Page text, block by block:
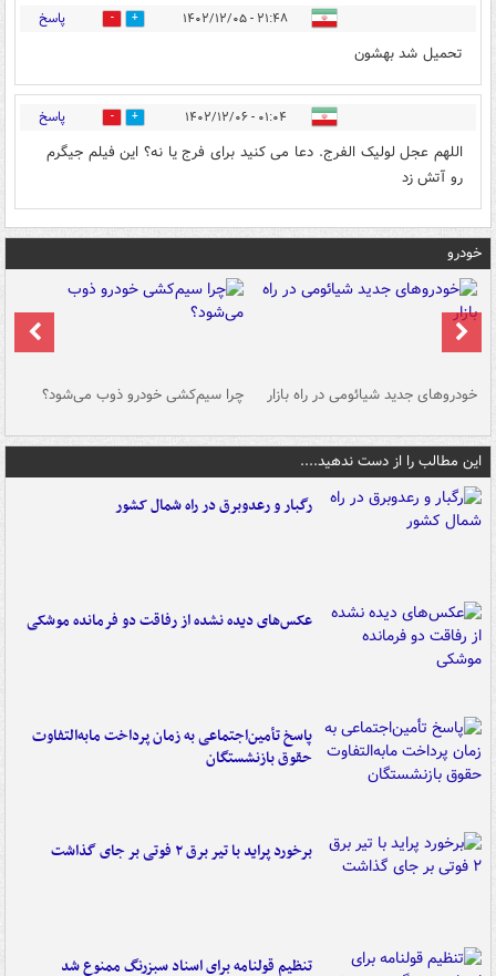
۲۱:۴۸ - ۱۴۰۲/۱۲/۰۵ 0 پاسخ
تحمیل شد بهشون
۰۱:۰۴ - ۱۴۰۲/۱۲/۰۶ 1 پاسخ
اللهم عجل لولیک الفرج. دعا می کنید برای فرج یا نه؟ این فیلم جیگرم
رو آتش زد
خودرو
خودروهای جدید شیائومی در راه بازار چرا سیم‌کشی خودرو ذوب می‌شود؟
این مطالب را از دست ندهید....
رگبار و رعدوبرق در راه شمال کشور
عکس‌های دیده نشده از رفاقت دو فرمانده‌ موشکی
پاسخ تأمین‌اجتماعی به زمان پرداخت مابه‌التفاوت
حقوق بازنشستگان
برخورد پراید با تیر برق ۲ فوتی بر جای گذاشت
تنظیم قولنامه برای اسناد سبزرنگ ممنوع شد